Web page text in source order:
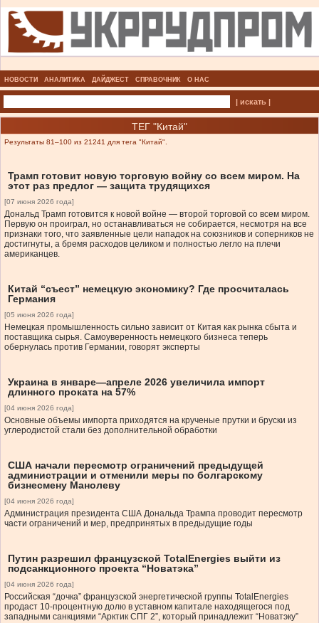
НОВОСТИ АНАЛИТИКА ДАЙДЖЕСТ СПРАВОЧНИК О НАС
| искать |
ТЕГ "Китай"
Результаты 81–100 из 21241 для тега "Китай".
Трамп готовит новую торговую войну со всем миром. На
этот раз предлог — защита трудящихся
[07 июня 2026 года]
Дональд Трамп готовится к новой войне — второй торговой со всем миром.
Первую он проиграл, но останавливаться не собирается, несмотря на все
признаки того, что заявленные цели нападок на союзников и соперников не
достигнуты, а бремя расходов целиком и полностью легло на плечи
американцев.
Китай “съест” немецкую экономику? Где просчиталась
Германия
[05 июня 2026 года]
Немецкая промышленность сильно зависит от Китая как рынка сбыта и
поставщика сырья. Самоуверенность немецкого бизнеса теперь
обернулась против Германии, говорят эксперты
Украина в январе—апреле 2026 увеличила импорт
длинного проката на 57%
[04 июня 2026 года]
Основные объемы импорта приходятся на крученые прутки и бруски из
углеродистой стали без дополнительной обработки
США начали пересмотр ограничений предыдущей
администрации и отменили меры по болгарскому
бизнесмену Манолеву
[04 июня 2026 года]
Администрация президента США Дональда Трампа проводит пересмотр
части ограничений и мер, предпринятых в предыдущие годы
Путин разрешил французской TotalEnergies выйти из
подсанкционного проекта “Новатэка”
[04 июня 2026 года]
Российская “дочка” французской энергетической группы TotalEnergies
продаст 10-процентную долю в уставном капитале находящегося под
западными санкциями “Арктик СПГ 2”, который принадлежит “Новатэку”